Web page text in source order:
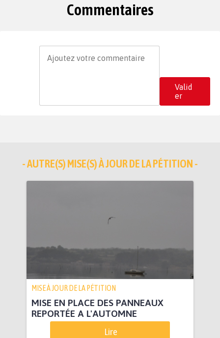
Commentaires
Valid
er
- AUTRE(S) MISE(S) À JOUR DE LA PÉTITION -
MISE À JOUR DE LA PÉTITION
MISE EN PLACE DES PANNEAUX
REPORTÉE A L'AUTOMNE
Lire